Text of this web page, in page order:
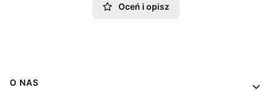
Oceń i opisz
Linki w stopce
O NAS